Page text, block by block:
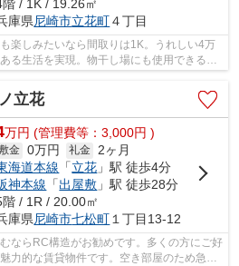
階 / 1K / 19.26㎡
庫県尼崎市立花町４丁目
楽しみたいなら間取りは1K。うれしい4万
る生活を実現。物干し場にも使用できるバ
立花
万円 (管理費等：3,000円 )
金 0万円 礼金 2ヶ月
海道本線 「立花 」駅 徒歩4分
神本線 「出屋敷 」駅 徒歩28分
階 / 1R / 20.00㎡
庫県尼崎市七松町１丁目13-12
ならRC構造がお勧めです。多くの方にご好
力的な賃貸物件です。空き部屋のため急な